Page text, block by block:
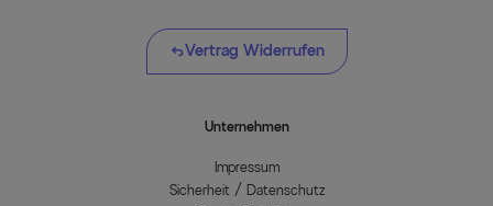
Vertrag Widerrufen
Unternehmen
Impressum
Sicherheit / Datenschutz